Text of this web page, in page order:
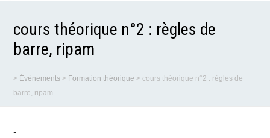
cours théorique n°2 : règles de
barre, ripam
> Évènements > Formation théorique >cours théorique n°2 : règles de
barre, ripam
-